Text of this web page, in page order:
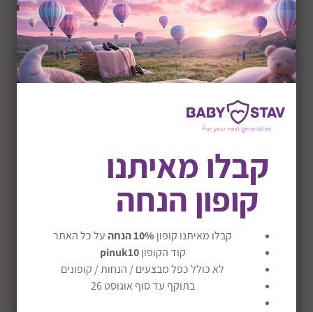
שיתוף:
תיאור המוצר
קורקינט 2ב1 דגם Xplore
מוצר שהוא 2 ב-1 גם בימבה וגם קורקינט
החלפת מצבים בקלות!
מתאים לגליאי שנה ואילך
כסא ארגונומי לנוחות מיטבית
ידייות גומי לאחיזה מיטבית
משקל מקסימלי בבימבה - 20 ק"ג
משקל מקסימלי בקורקינט - 50 ק"ג
קרא עוד
מידע כללי
קבלו מאיתנו
קופון הנחה
קבלו מאיתנו קופון 10% הנחה
על כל האתר
קוד הקופוןpinuk10
לא כולל כפל מבצעים / הנחות / קופונים
בתוקף עד סוף אוגוסט 26